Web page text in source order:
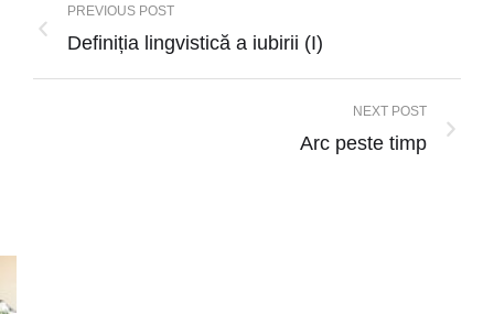
PREVIOUS POST
Definiția lingvistică a iubirii (I)
NEXT POST
Arc peste timp